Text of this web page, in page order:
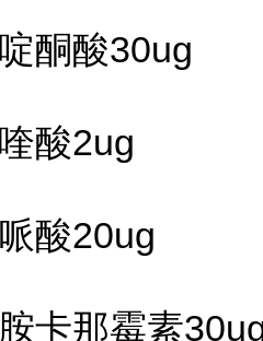
酮酸30ug
酸2ug
酸20ug
卡那霉素